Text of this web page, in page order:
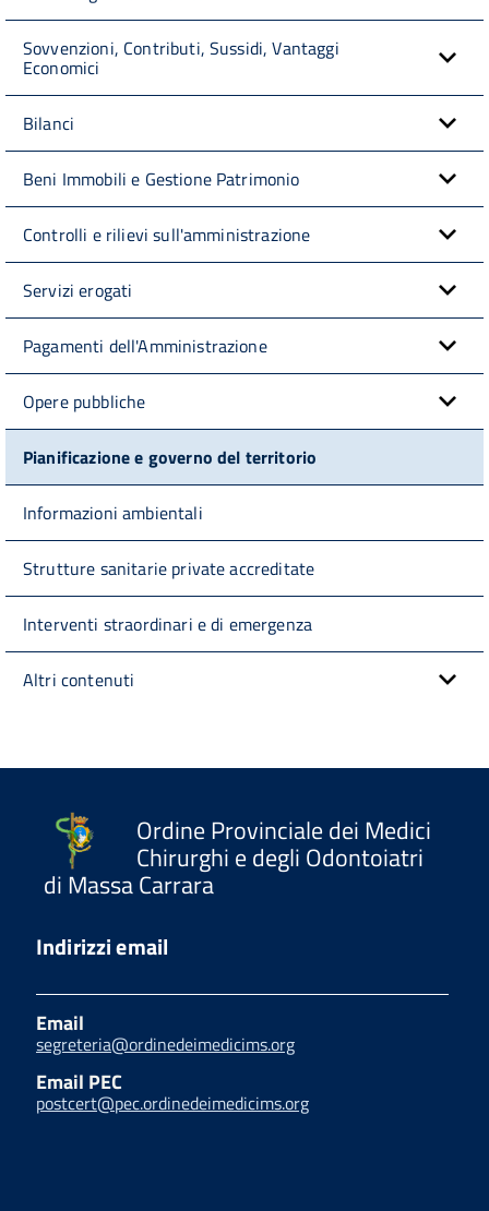
Sovvenzioni, Contributi, Sussidi, Vantaggi
Economici
Bilanci
Beni Immobili e Gestione Patrimonio
Controlli e rilievi sull'amministrazione
Servizi erogati
Pagamenti dell'Amministrazione
Opere pubbliche
Pianificazione e governo del territorio
Informazioni ambientali
Strutture sanitarie private accreditate
Interventi straordinari e di emergenza
Altri contenuti
Ordine Provinciale dei Medici
Chirurghi e degli Odontoiatri
di Massa Carrara
Indirizzi email
Email
segreteria@ordinedeimedicims.org
Email PEC
postcert@pec.ordinedeimedicims.org